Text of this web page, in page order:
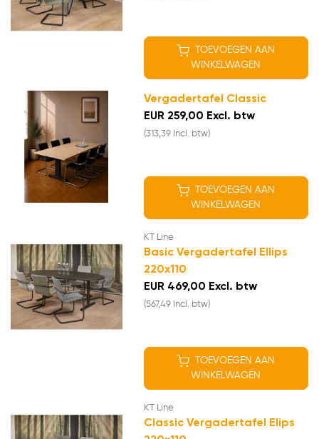
TOEVOEGEN AAN
WINKELWAGEN
Vergadertafel Classic
EUR 259,00 Excl. btw
(313,39 Incl. btw)
TOEVOEGEN AAN
WINKELWAGEN
KT Line
Basic Vergadertafel Ellips
220x110
EUR 469,00 Excl. btw
(567,49 Incl. btw)
TOEVOEGEN AAN
WINKELWAGEN
KT Line
Classic Vergadertafel Elips